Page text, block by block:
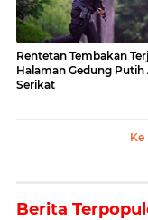
Rentetan Tembakan
Halaman Gedung
Serikat
Ke
Berita